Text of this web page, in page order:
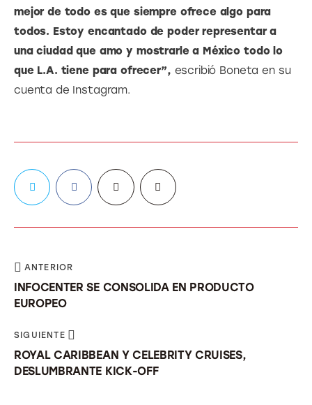
mejor de todo es que siempre ofrece algo para
todos. Estoy encantado de poder representar a
una ciudad que amo y mostrarle a México todo lo
que L.A. tiene para ofrecer”, escribió Boneta en su
cuenta de Instagram.
ANTERIOR
INFOCENTER SE CONSOLIDA EN PRODUCTO
EUROPEO
SIGUIENTE
ROYAL CARIBBEAN Y CELEBRITY CRUISES,
DESLUMBRANTE KICK-OFF